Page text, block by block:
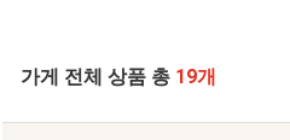
가게 전체 상품 총 19개